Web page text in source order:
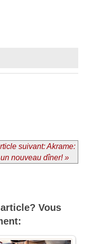
suivant: Akrame:
un nouveau dîner! »
Vous